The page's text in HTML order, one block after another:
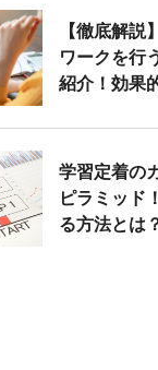
【徹底解説
ワークを行
紹介！効果
学習定着の
ピラミッド
る方法とは